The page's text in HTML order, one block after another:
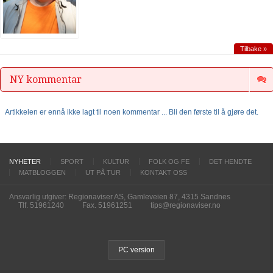
Tilbake »
NY kommentar
Artikkelen er ennå ikke lagt til noen kommentar ... Bli den første til å gjøre det.
NYHETER SPORT KULTUR FOLK OG FE
DET HENDTE
MATBLOGGEN
UT PÅ TUR KONTAKT OSS
Ansvarlig utgiver: Regionaviser AS, Gamleveien 87, 4315 Sandnes
Tlf. 51961240
Fax. 51961251 tips@regionaviser.no
PC version